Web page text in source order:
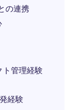
の連携
ト管理経験
経験